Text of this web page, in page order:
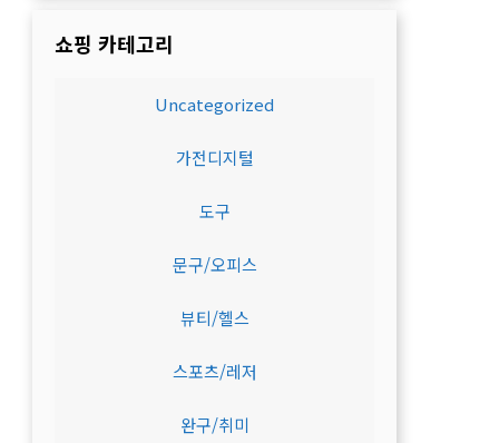
쇼핑 카테고리
Uncategorized
가전디지털
도구
문구/오피스
뷰티/헬스
스포츠/레저
완구/취미